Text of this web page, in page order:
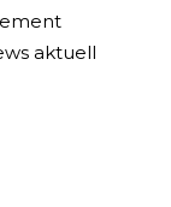
aktuell